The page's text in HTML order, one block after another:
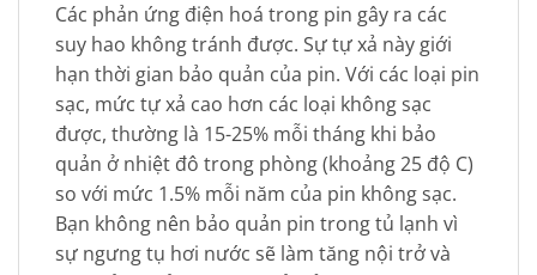
Các phản ứng điện hoá trong pin gây ra các
suy hao không tránh được. Sự tự xả này giới
hạn thời gian bảo quản của pin. Với các loại pin
sạc, mức tự xả cao hơn các loại không sạc
được, thường là 15-25% mỗi tháng khi bảo
quản ở nhiệt đô trong phòng (khoảng 25 độ C)
so với mức 1.5% mỗi năm của pin không sạc.
Bạn không nên bảo quản pin trong tủ lạnh vì
sự ngưng tụ hơi nước sẽ làm tăng nội trở và